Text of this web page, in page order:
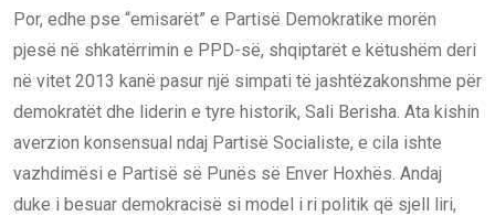
Por, edhe pse “emisarët” e Partisë Demokratike morën
pjesë në shkatërrimin e PPD-së, shqiptarët e këtushëm deri
në vitet 2013 kanë pasur një simpati të jashtëzakonshme për
demokratët dhe liderin e tyre historik, Sali Berisha. Ata kishin
averzion konsensual ndaj Partisë Socialiste, e cila ishte
vazhdimësi e Partisë së Punës së Enver Hoxhës. Andaj
duke i besuar demokracisë si model i ri politik që sjell liri,